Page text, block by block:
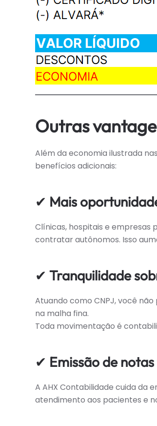
Outras
Além da economia ilustrada
benefícios adicionais:
✔ Mais
Clínicas, hospitais e
contratar autônomos. Isso
✔ Tranquilidade
Atuando como CNPJ, você
na malha fina.
Toda movimentação é
✔ Emissão de
A AHX Contabilidade cuida da
atendimento aos pacientes e